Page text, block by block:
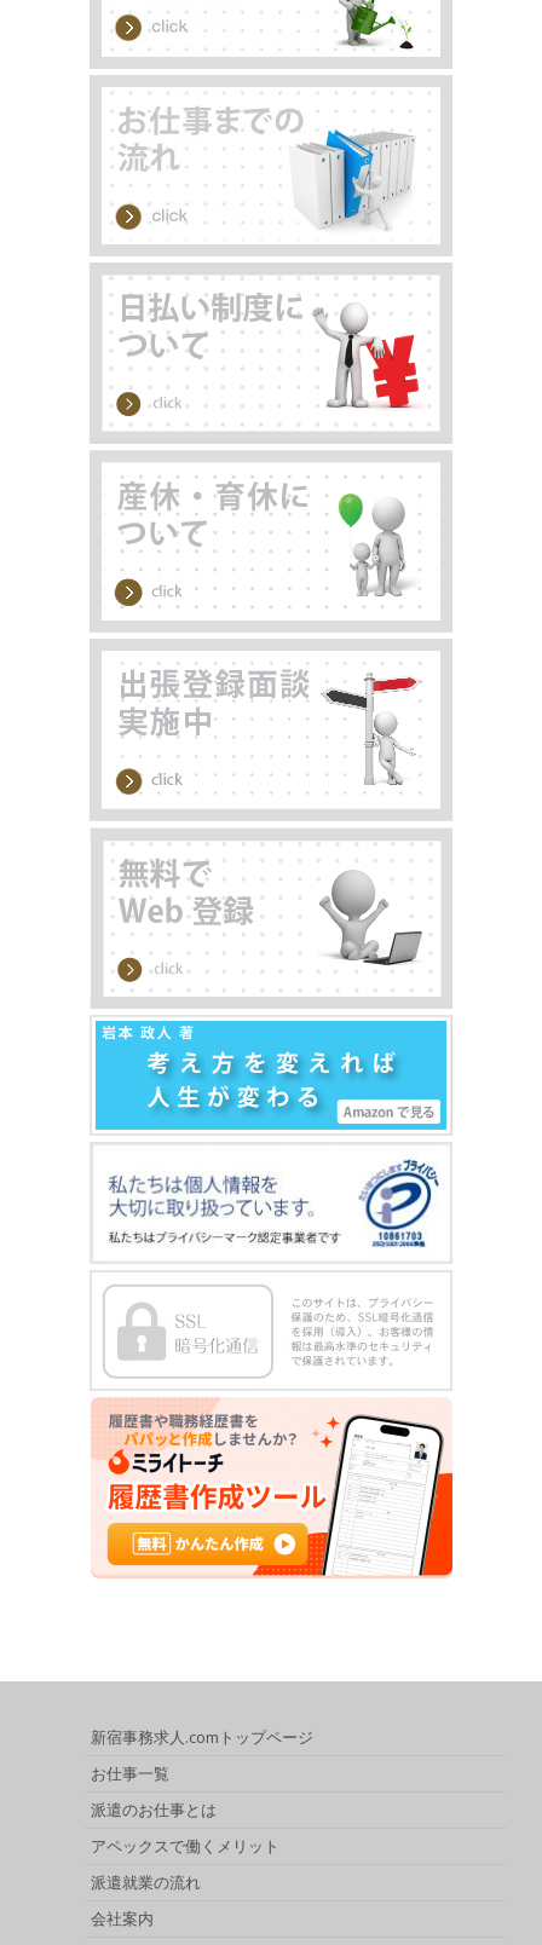
新宿事務求人.comトップページ
お仕事一覧
派遣のお仕事とは
アペックスで働くメリット
派遣就業の流れ
会社案内